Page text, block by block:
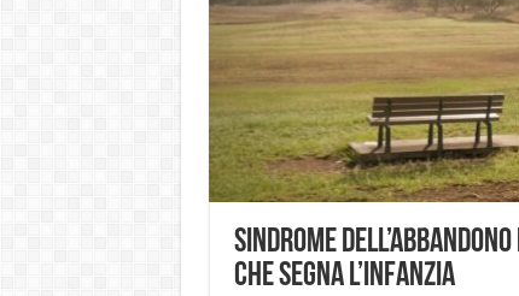
Sindrome
che segna l’infanzia